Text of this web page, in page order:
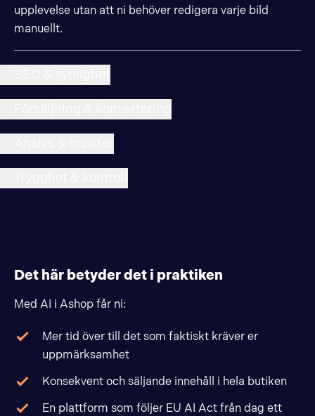
upplevelse utan att ni behöver redigera varje bild
manuellt.
Det här betyder det i praktiken
Med AI i Ashop får ni:
Mer tid över till det som faktiskt kräver er
uppmärksamhet
Konsekvent och säljande innehåll i hela butiken
En plattform som följer EU AI Act från dag ett